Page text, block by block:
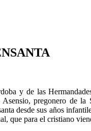
y de las
pregonero de
desde sus años
que para el cristiano